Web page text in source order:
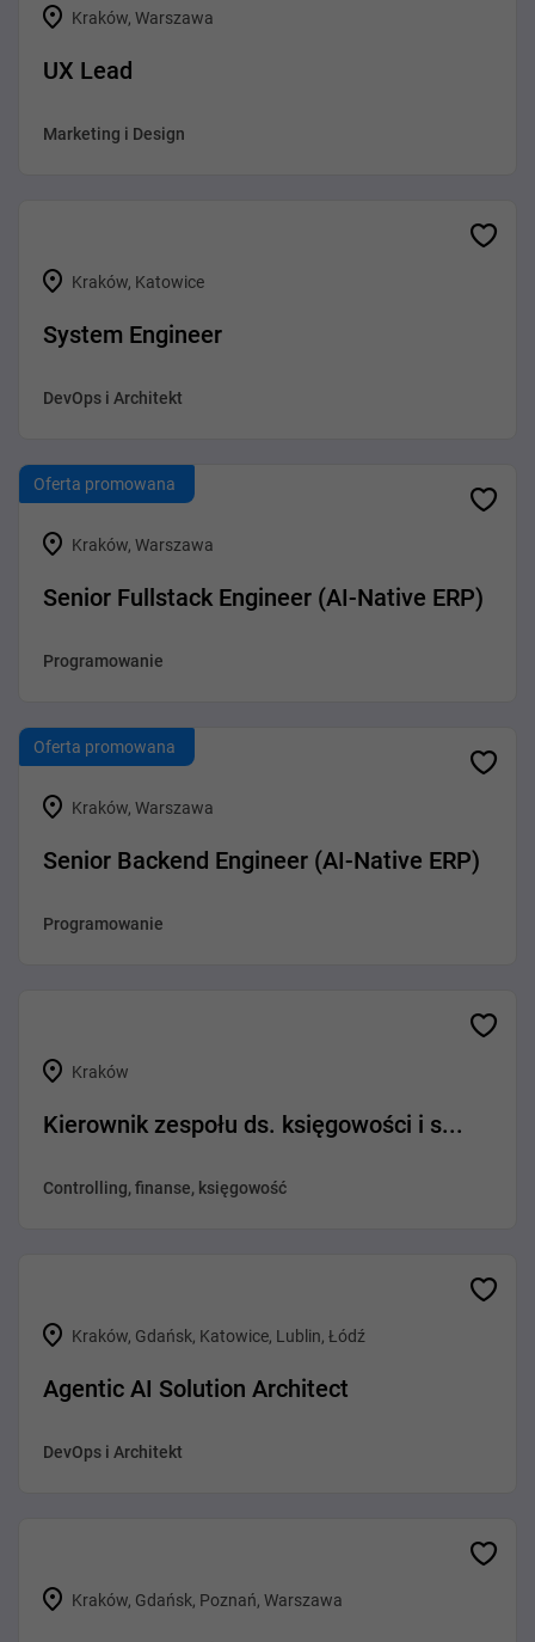
Kraków, Warszawa
UX Lead
Marketing i Design
Kraków, Katowice
System Engineer
DevOps i Architekt
Oferta promowana
Kraków, Warszawa
Senior Fullstack Engineer (AI-Native ERP)
Programowanie
Oferta promowana
Kraków, Warszawa
Senior Backend Engineer (AI-Native ERP)
Programowanie
Kraków
Kierownik zespołu ds. księgowości i s...
Controlling, finanse, księgowość
Kraków, Gdańsk, Katowice, Lublin, Łódź
Agentic AI Solution Architect
DevOps i Architekt
Kraków, Gdańsk, Poznań, Warszawa